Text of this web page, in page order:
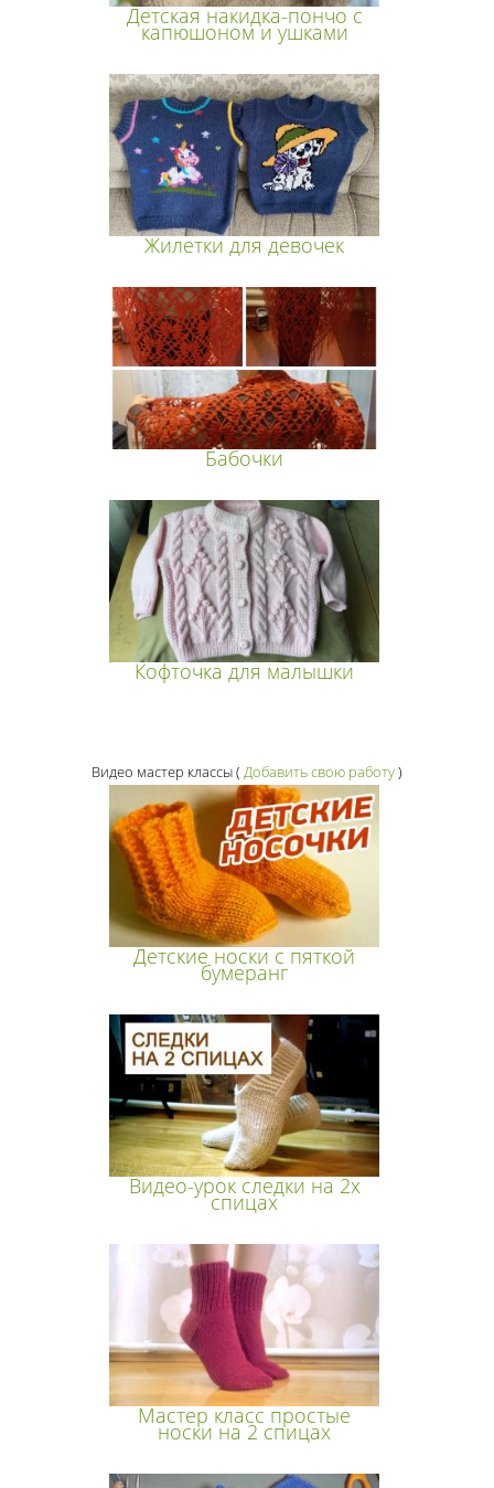
Детская накидка-пончо с
капюшоном и ушками
Жилетки для девочек
Бабочки
Кофточка для малышки
Видео мастер классы( Добавить свою работу)
Детские носки с пяткой
бумеранг
Видео-урок следки на 2х
спицах
Мастер класс простые
носки на 2 спицах